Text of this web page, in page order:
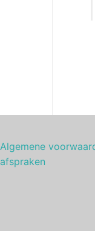
Algemene
afspraken